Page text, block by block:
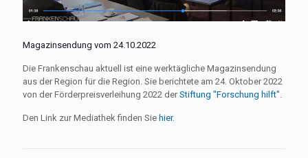
Magazinsendung vom 24.10.2022
Die Frankenschau aktuell ist eine werktägliche Magazinsendung
aus der Region für die Region. Sie berichtete am 24. Oktober 2022
von der Förderpreisverleihung 2022 derStiftung "Forschung hilft"
Den Link zur Mediathek finden Sie hier.